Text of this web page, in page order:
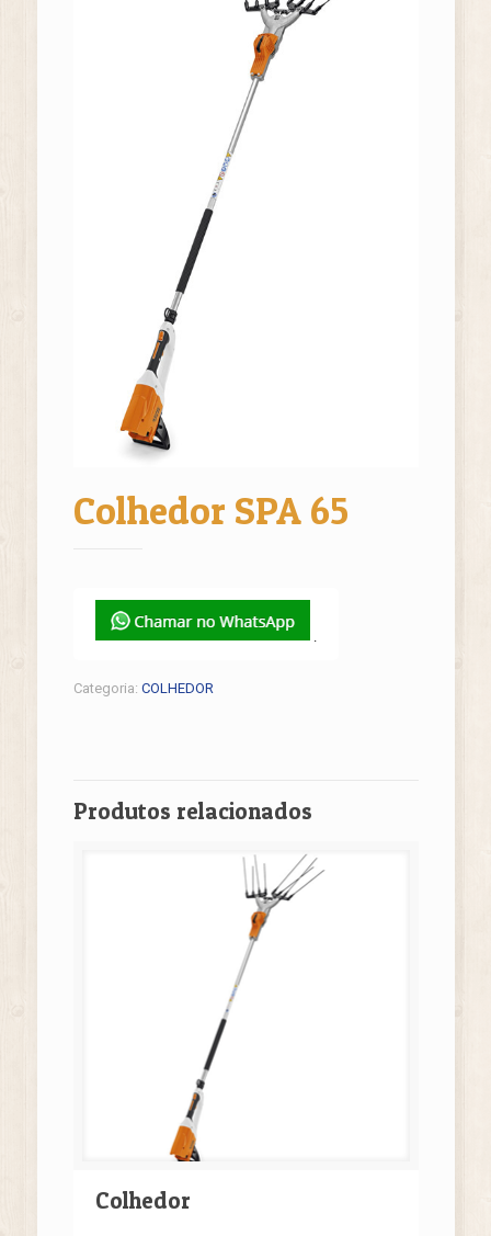
Colhedor SPA 65
.
Categoria: COLHEDOR
Produtos relacionados
Colhedor